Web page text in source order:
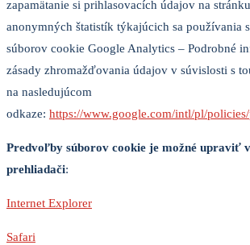
zapamätanie si prihlasovacích údajov na
anonymných štatistík týkajúcich sa používania
súborov cookie Google Analytics – Podrobné
zásady zhromažďovania údajov v súvislosti s
na nasledujúcom
odkaze: https://www.google.com/intl/pl/
Predvoľby súborov cookie je možné upraviť
prehliadači:
Internet Explorer
Safari